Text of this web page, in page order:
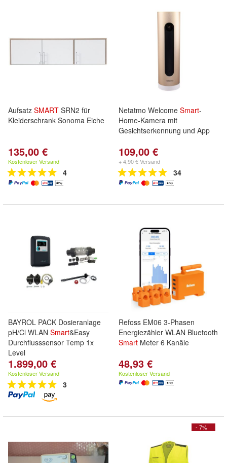
Aufsatz SMART SRN2 für
Kleiderschrank Sonoma Eiche
135,00 €
Kostenloser Versand
4
Netatmo Welcome Smart-
Home-Kamera mit
Gesichtserkennung und App
109,00 €
+ 4,90 € Versand
34
BAYROL PACK Dosieranlage
pH/Cl WLAN Smart&Easy
Durchflusssensor Temp 1x
Level
1.899,00 €
Kostenloser Versand
3
Refoss EM06 3-Phasen
Energiezähler WLAN Bluetooth
Smart Meter 6 Kanäle
48,93 €
Kostenloser Versand
- 7%